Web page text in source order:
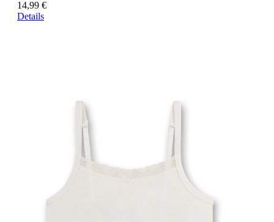
14,99 €
Details